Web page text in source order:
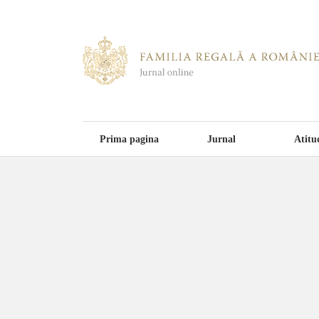
Prima pagina Jurnal